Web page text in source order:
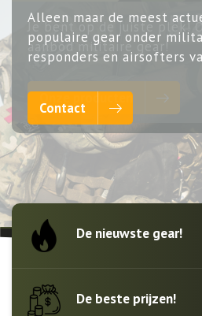
Alleen maar de meest
populaire gear onder
responders en airsofters
Contact
De nieuwste gear!
De beste prijzen!